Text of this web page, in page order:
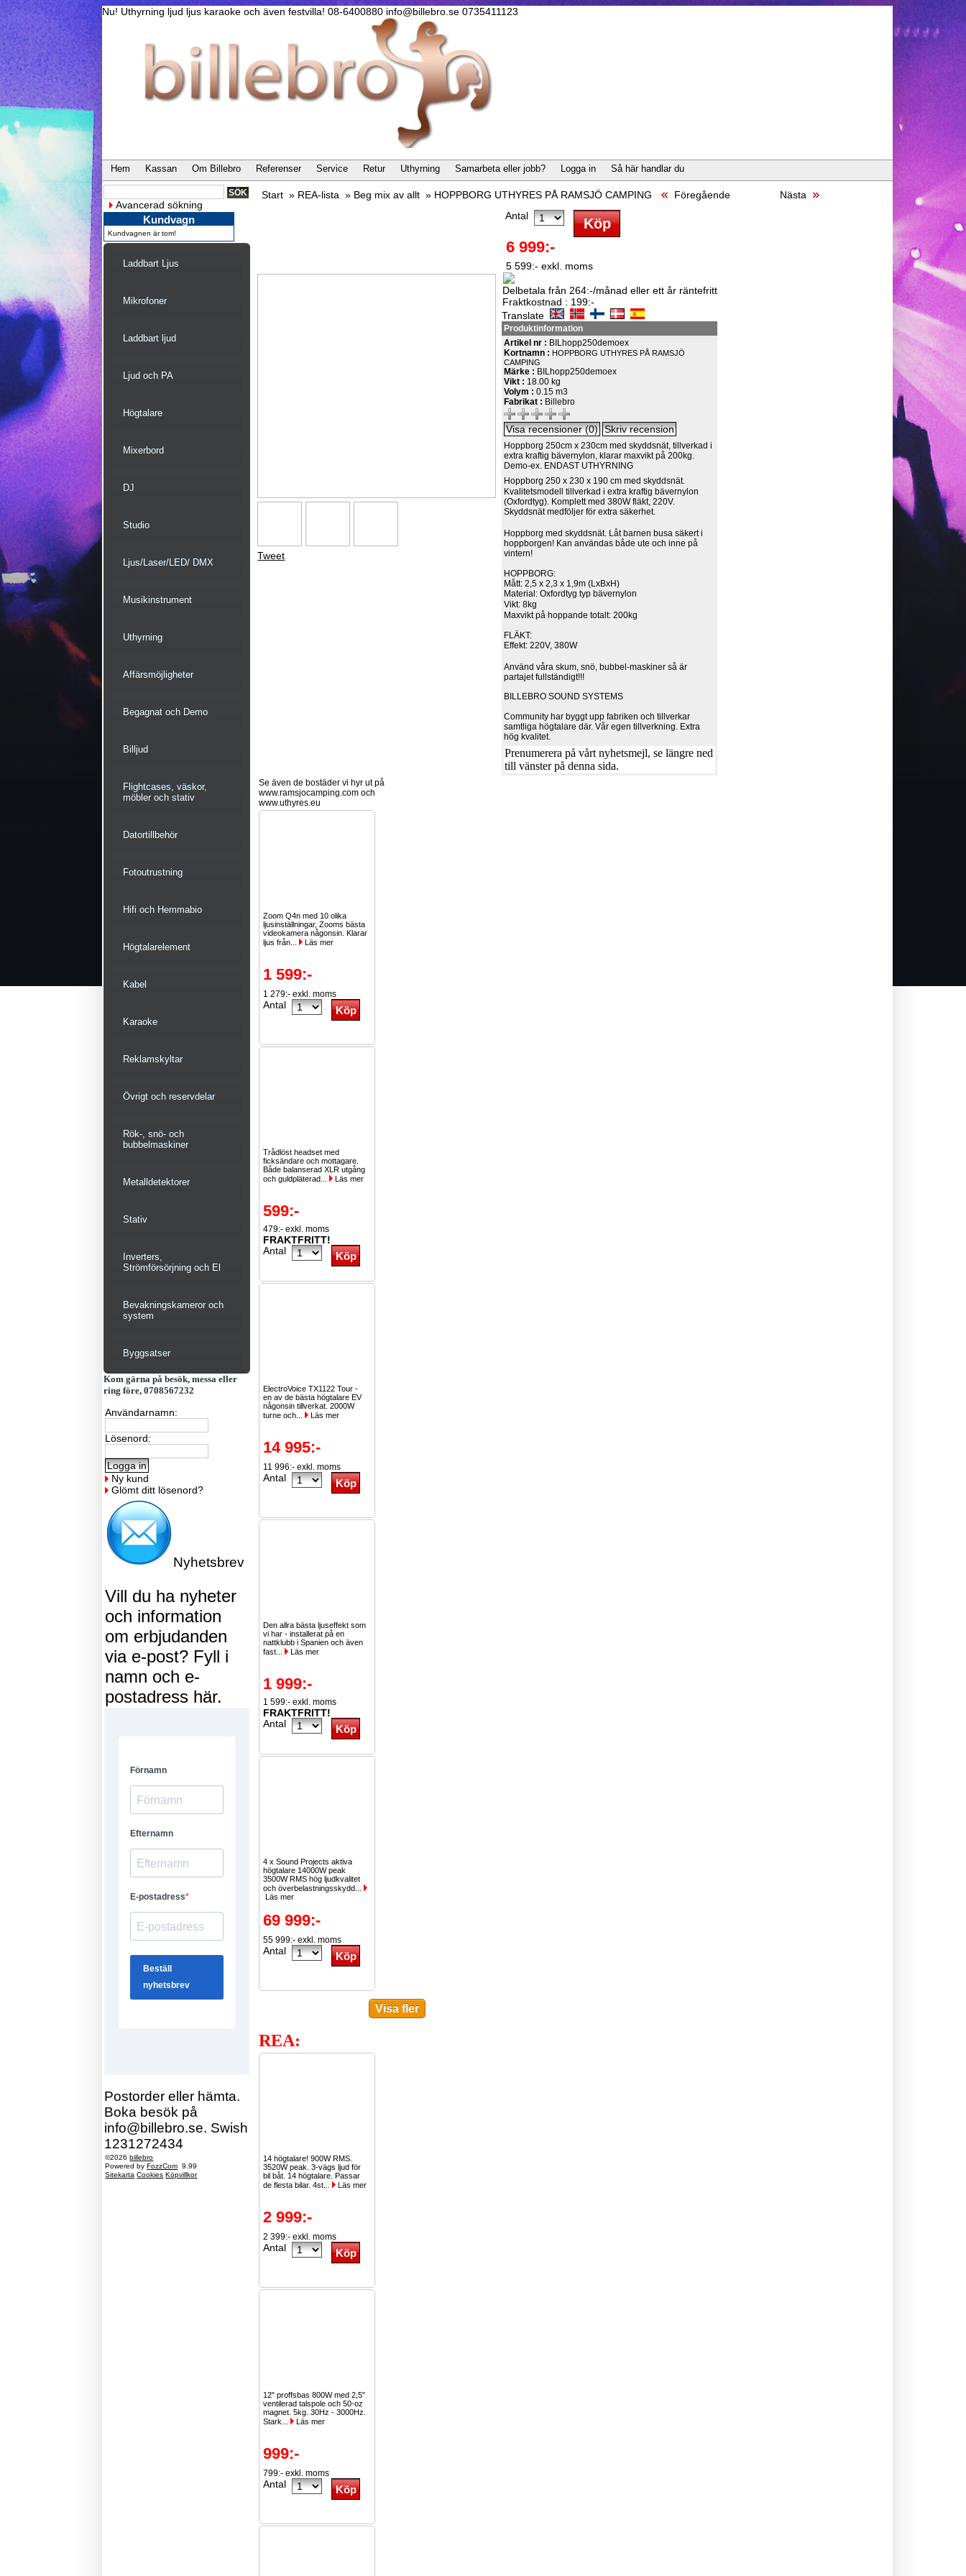
Nu! Uthyrning ljud ljus karaoke och även festvilla! 08-6400880 info@billebro.se 0735411123
Hem Kassan Om Billebro Referenser Service Retur Uthyrning Samarbeta eller jobb? Logga in Så här handlar du
Avancerad sökning
Kundvagn
Kundvagnen är tom!
Laddbart Ljus
Mikrofoner
Laddbart ljud
Ljud och PA
Högtalare
Mixerbord
DJ
Studio
Ljus/Laser/LED/ DMX
Musikinstrument
Uthyrning
Affärsmöjligheter
Begagnat och Demo
Billjud
Flightcases, väskor,
möbler och stativ
Datortillbehör
Fotoutrustning
Hifi och Hemmabio
Högtalarelement
Kabel
Karaoke
Reklamskyltar
Övrigt och reservdelar
Rök-, snö- och
bubbelmaskiner
Metalldetektorer
Stativ
Inverters,
Strömförsörjning och El
Bevakningskameror och
system
Byggsatser
Kom gärna på besök, messa eller
ring före, 0708567232
Användarnamn:
Lösenord:
Ny kund
Glömt ditt lösenord?
Nyhetsbrev
Vill du ha nyheter
och information
om erbjudanden
via e-post? Fyll i
namn och e-
postadress här.
Postorder eller hämta.
Boka besök på
info@billebro.se. Swish
1231272434
©2026billebro
Powered byFozzCom 9.99
Sitekarta Cookies Köpvillkor
Start » REA-lista » Beg mix av allt » HOPPBORG UTHYRES PÅ RAMSJÖ CAMPING Föregående Nästa
Tweet
Antal
6 999:-
5 599:- exkl. moms
Delbetala från 264:-/månad eller ett år räntefritt
Fraktkostnad : 199:-
Translate
Produktinformation
Artikel nr : BILhopp250demoex
Kortnamn : HOPPBORG UTHYRES PÅ RAMSJÖ
CAMPING
Märke : BILhopp250demoex
Vikt : 18.00 kg
Volym :0.15 m3
Fabrikat : Billebro
Hoppborg 250cm x 230cm med skyddsnät, tillverkad i
extra kraftig bävernylon, klarar maxvikt på 200kg.
Demo-ex. ENDAST UTHYRNING
Hoppborg 250 x 230 x 190 cm med skyddsnät.
Kvalitetsmodell tillverkad i extra kraftig bävernylon
(Oxfordtyg). Komplett med 380W fläkt, 220V.
Skyddsnät medföljer för extra säkerhet.
Hoppborg med skyddsnät. Låt barnen busa säkert i
hoppborgen! Kan användas både ute och inne på
vintern!
HOPPBORG:
Mått: 2,5 x 2,3 x 1,9m (LxBxH)
Material: Oxfordtyg typ bävernylon
Vikt: 8kg
Maxvikt på hoppande totalt: 200kg
FLÄKT:
Effekt: 220V, 380W
Använd våra skum, snö, bubbel-maskiner så är
partajet fullständigt!!!
BILLEBRO SOUND SYSTEMS
Community har byggt upp fabriken och tillverkar
samtliga högtalare där. Vår egen tillverkning. Extra
hög kvalitet.
Prenumerera på vårt nyhetsmejl, se längre ned
till vänster på denna sida.
Se även de bostäder vi hyr ut på
www.ramsjocamping.com och
www.uthyres.eu
Zoom Q4n med 10 olika
ljusinställningar, Zooms bästa
videokamera någonsin. Klarar
ljus från...
Läs mer
1 599:-
1 279:- exkl. moms
Antal
Trådlöst headset med
ficksändare och mottagare.
Både balanserad XLR utgång
och guldpläterad...
Läs mer
599:-
479:- exkl. moms
FRAKTFRITT!
Antal
ElectroVoice TX1122 Tour -
en av de bästa högtalare EV
någonsin tillverkat. 2000W
turne och...
Läs mer
14 995:-
11 996:- exkl. moms
Antal
Den allra bästa ljuseffekt som
vi har - installerat på en
nattklubb i Spanien och även
fast...
Läs mer
1 999:-
1 599:- exkl. moms
FRAKTFRITT!
Antal
4 x Sound Projects aktiva
högtalare 14000W peak
3500W RMS hög ljudkvalitet
och överbelastningsskydd...
Läs mer
69 999:-
55 999:- exkl. moms
Antal
REA:
14 högtalare! 900W RMS.
3520W peak. 3-vägs ljud för
bil båt. 14 högtalare. Passar
de flesta bilar. 4st...
Läs mer
2 999:-
2 399:- exkl. moms
Antal
12" proffsbas 800W med 2,5"
ventilerad talspole och 50-oz
magnet. 5kg. 30Hz - 3000Hz.
Stark...
Läs mer
999:-
799:- exkl. moms
Antal